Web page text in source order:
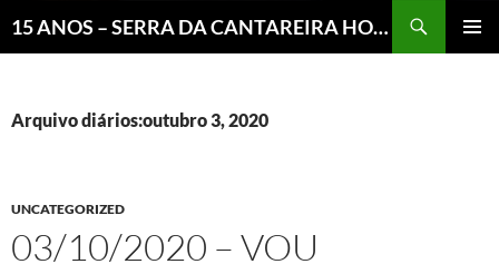
15 ANOS – SERRA DA CANTAREIRA HOJE E COTIDIANO DO BRASIL E DO MUNDO
Arquivo diários:outubro 3, 2020
UNCATEGORIZED
03/10/2020 – VOU